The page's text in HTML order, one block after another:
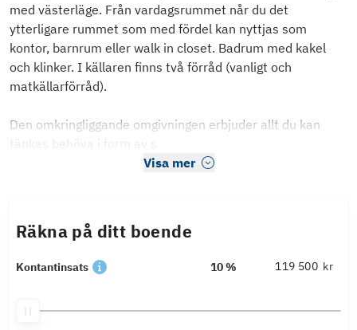
med västerläge. Från vardagsrummet når du det
ytterligare rummet som med fördel kan nyttjas som
kontor, barnrum eller walk in closet. Badrum med kakel
och klinker. I källaren finns två förråd (vanligt och
matkällarförråd).
Den omkringliggande omgivningen erbjuder allt du kan
tänkas behöva i form av s
Visa mer
Räkna på ditt boende
Kontantinsats 10 % kr